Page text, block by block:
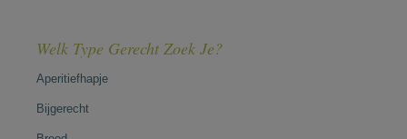
Welk Type Gerecht Zoek Je?
Aperitiefhapje
Bijgerecht